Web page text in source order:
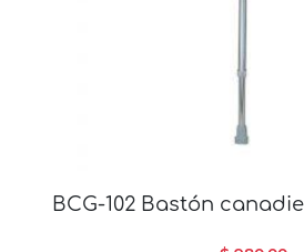
BCG-102 Bastón